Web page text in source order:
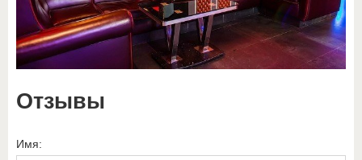
Отзывы
Имя: